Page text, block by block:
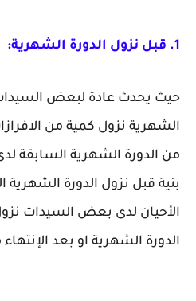
1. قبل نزول الدورة الشهرية:
حيث يحدث عادة لبعض
الشهرية نزول كمية من
من الدورة الشهرية السابقة
بنية قبل نزول الدورة
الأحيان لدى بعض السيدات نزول
الدورة الشهرية او بعد